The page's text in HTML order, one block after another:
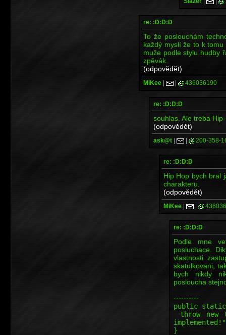
re: :D:D:D
To že poslouchám
každý myslí že to k
muže podle stylu hudby
zpěvák.
(odpovědět)
MiKee | | 436036190
re: :D:D:D
souhlas. Ale treba
(odpovědět)
ask@t | | 200-358-
re: :D:D:D
Hip Hop bych bral
charakteru.
(odpovědět)
MiKee | |
re: :D:D:D
Podle mne
posluchace.
vlastnosti
skatulkovani,
bych nikdy
posloucha
----------
public
throw new
}